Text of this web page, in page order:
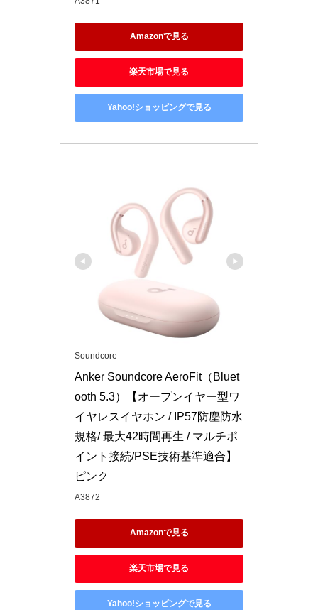
Amazonで見る
楽天市場で見る
Yahoo!ショッピングで見る
Soundcore
Anker Soundcore AeroFit（Bluet
ooth 5.3）【オープンイヤー型ワ
イヤレスイヤホン / IP57防塵防水
規格/ 最大42時間再生 / マルチポ
イント接続/PSE技術基準適合】
ピンク
A3872
Amazonで見る
楽天市場で見る
Yahoo!ショッピングで見る